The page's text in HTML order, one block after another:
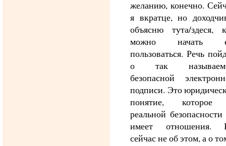
желанию, конечно.
я вкратце, но
объясню тута/здеся,
можно начать
пользоваться. Речь
о так
безопасной
подписи. Это
понятие,
реальной безопасности
имеет отношения.
сейчас не об этом, а о